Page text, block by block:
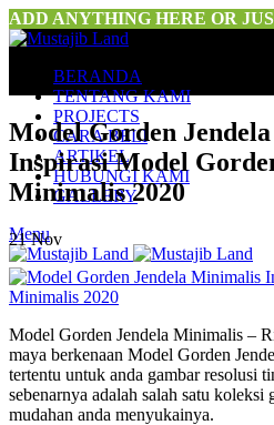
ADD ANYTHING HERE OR
BERANDA
TENTANG KAMI
PROJECTS
CARA BELI
ARTIKEL
HUBUNGI KAMI
GALLERY
Menu
Model Gorden
Inspirasi Model
Minimalis 2020
21Nov
Model Gorden Jendela Minimalis –
maya berkenaan Model Gorden
tertentu untuk anda gambar resolusi
sebenarnya adalah salah satu
mudahan anda menyukainya.